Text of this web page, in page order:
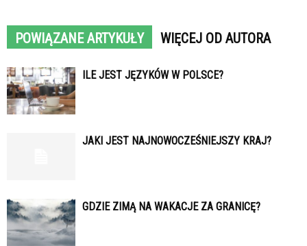
POWIĄZANE ARTYKUŁY WIĘCEJ OD AUTORA
ILE JEST JĘZYKÓW W POLSCE?
JAKI JEST NAJNOWOCZEŚNIEJSZY KRAJ?
GDZIE ZIMĄ NA WAKACJE ZA GRANICĘ?